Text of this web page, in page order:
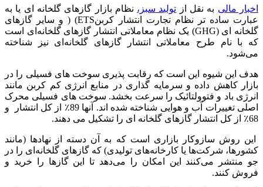
اخبار مالی به نقل از تولید سبز، نظام بازار گازهای گلخانه ای یا به
عبارت ساده تر نظام تجارت انتشار کربنETS) ( و سایر گازهای
گلخانه ای (GHG) یک نظام معاملاتی انتشار گازهای گلخانه‌ای است
که با نام طرح معاملاتی انتشار گازهای گلخانه‌ای نیز شناخته
می‌شود.
هدف این شیوه این است که رقابت پذیری سوخت های فسیلی را در
بازار کاهش داده و سرمایه گذاری در منابع انرژی کم کربن مانند
انرژی باد و فتوولتائیک را سرعت بخشد. سوخت های فسیلی محرک
اصلی تغییرات آب و هوایی شناخته شده اند. آنها 89٪ از کل انتشار و
68٪ از کل انتشار گازهای گلخانه ای را تشکیل می دهند.
این روش سازوکار بازاری است که به آن دسته از نهادها (مانند
کشورها، شرکت‌ها یا کارخانه‌های تولیدی) که گازهای گلخانه‌ای را در
جو منتشر می‌کنند این امکان را می‌دهد تا این گازها را خرید و
فروش کنند.